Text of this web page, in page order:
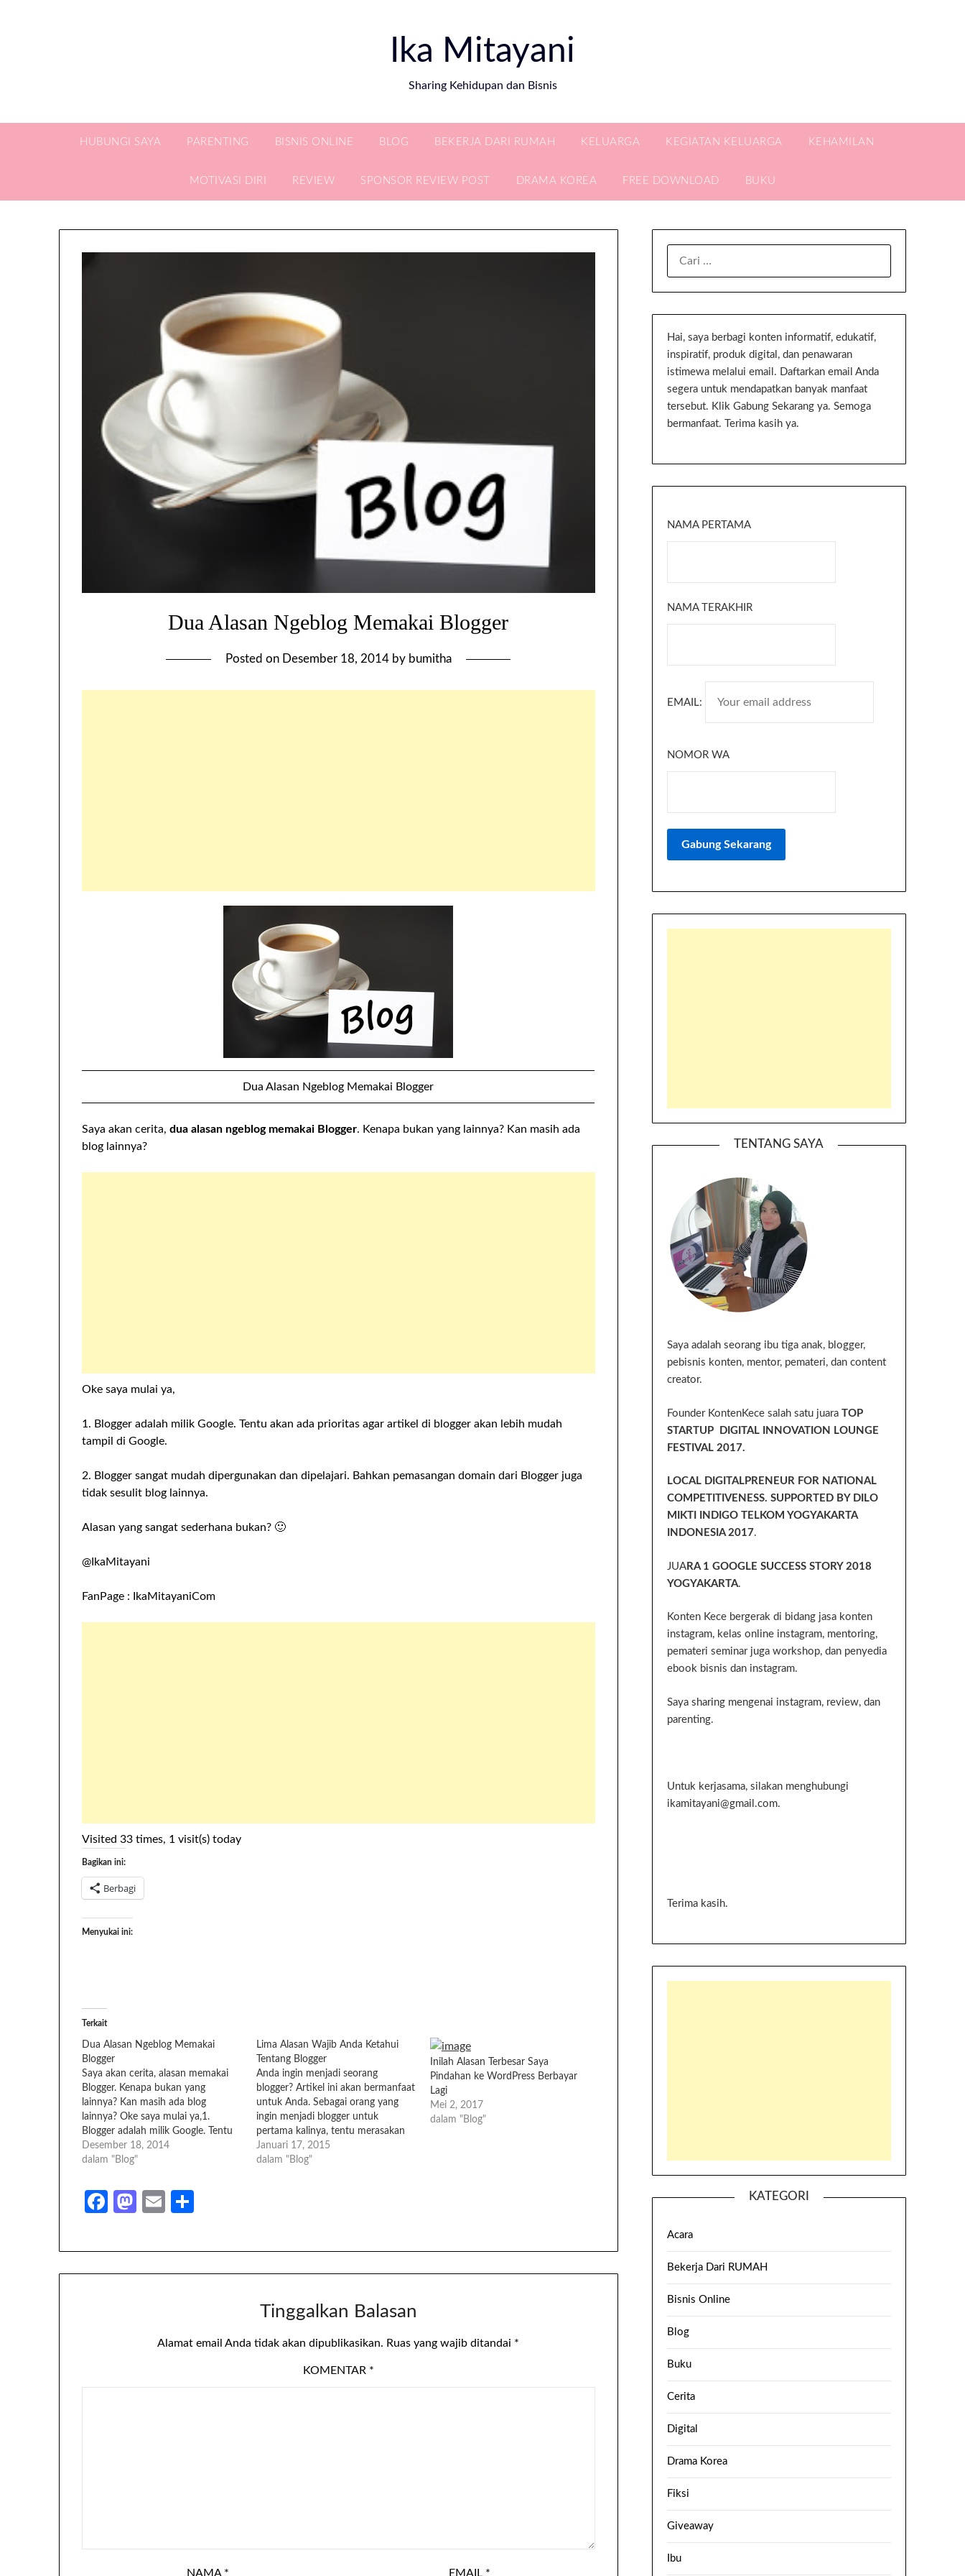
Ika Mitayani
Sharing Kehidupan dan Bisnis
HUBUNGI SAYA PARENTING BISNIS ONLINE BLOG BEKERJA DARI RUMAH KELUARGA KEGIATAN KELUARGA KEHAMILAN
MOTIVASI DIRI REVIEW SPONSOR REVIEW POST DRAMA KOREA FREE DOWNLOAD BUKU
Dua Alasan Ngeblog Memakai Blogger
Posted on Desember 18, 2014by bumitha
Dua Alasan Ngeblog Memakai Blogger
Saya akan cerita,dua alasan ngeblog memakai Blogger. Kenapa bukan yang lainnya? Kan masih ada
blog lainnya?
Oke saya mulai ya,
1. Blogger adalah milik Google. Tentu akan ada prioritas agar artikel di blogger akan lebih mudah
tampil di Google.
2. Blogger sangat mudah dipergunakan dan dipelajari. Bahkan pemasangan domain dari Blogger juga
tidak sesulit blog lainnya.
Alasan yang sangat sederhana bukan? 🙂
@IkaMitayani
FanPage : IkaMitayaniCom
Visited 33 times, 1 visit(s) today
Bagikan ini:
Berbagi
Menyukai ini:
Terkait
Dua Alasan Ngeblog Memakai
Blogger
Saya akan cerita, alasan memakai
Blogger. Kenapa bukan yang
lainnya? Kan masih ada blog
lainnya? Oke saya mulai ya,1.
Blogger adalah milik Google. Tentu
akan ada prioritas agar artikel di
blogger akan lebih mudah tampil di
dipergunakan dan dipelajari. Bahkan
pemasangan domain dari Blogger
Desember 18, 2014
dalam "Blog"
Lima Alasan Wajib Anda Ketahui
Tentang Blogger
Anda ingin menjadi seorang
blogger? Artikel ini akan bermanfaat
untuk Anda. Sebagai orang yang
ingin menjadi blogger untuk
pertama kalinya, tentu merasakan
kebingungan. Bagaimana mulai
ngeblog. Mau memakai platform
Januari 17, 2015
dalam "Blog"
Inilah Alasan Terbesar Saya
Pindahan ke WordPress Berbayar
Lagi
Mei 2, 2017
dalam "Blog"
Facebook
Mastodon
Email
Tinggalkan Balasan
Alamat email Anda tidak akan dipublikasikan. Ruas yang wajib ditandai *
KOMENTAR *
NAMA * EMAIL *
Hai, saya berbagi konten informatif, edukatif,
inspiratif, produk digital, dan penawaran
istimewa melalui email. Daftarkan email Anda
segera untuk mendapatkan banyak manfaat
tersebut. Klik Gabung Sekarang ya. Semoga
bermanfaat. Terima kasih ya.
NAMA PERTAMA
NAMA TERAKHIR
EMAIL:
NOMOR WA
TENTANG SAYA
Saya adalah seorang ibu tiga anak, blogger,
pebisnis konten, mentor, pemateri, dan content
creator.
Founder KontenKece salah satu juara TOP
STARTUP DIGITAL INNOVATION LOUNGE
FESTIVAL 2017.
LOCAL DIGITALPRENEUR FOR NATIONAL
COMPETITIVENESS. SUPPORTED BY DILO
MIKTI INDIGO TELKOM YOGYAKARTA
INDONESIA 2017.
JUARA 1 GOOGLE SUCCESS STORY 2018
YOGYAKARTA.
Konten Kece bergerak di bidang jasa konten
instagram, kelas online instagram, mentoring,
pemateri seminar juga workshop, dan penyedia
ebook bisnis dan instagram.
Saya sharing mengenai instagram, review, dan
parenting.
Untuk kerjasama, silakan menghubungi
ikamitayani@gmail.com.
Terima kasih.
KATEGORI
Acara
Bekerja Dari RUMAH
Bisnis Online
Blog
Buku
Cerita
Digital
Drama Korea
Fiksi
Giveaway
Ibu